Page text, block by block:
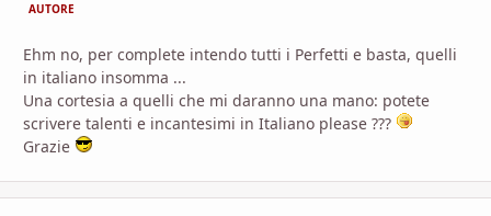
AUTORE
Ehm no, per complete intendo tutti i Perfetti e basta, quelli
in italiano insomma ...
Una cortesia a quelli che mi daranno una mano: potete
scrivere talenti e incantesimi in Italiano please ???
Grazie